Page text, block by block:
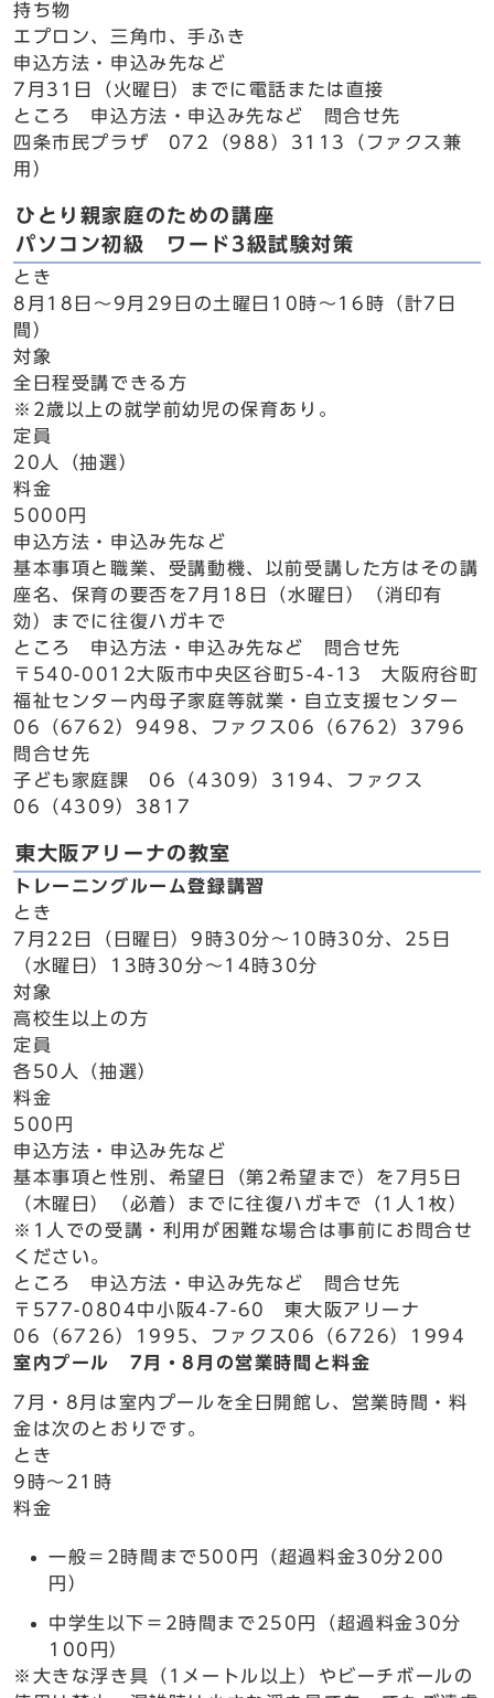
持ち物
エプロン、三角巾、手ふき
申込方法・申込み先など
7月31日（火曜日）までに電話または直接
ところ 申込方法・申込み先など 問合せ先
四条市民プラザ 072（988）3113（ファクス兼
用）
ひとり親家庭のための講座
パソコン初級 ワード3級試験対策
とき
8月18日～9月29日の土曜日10時～16時（計7日
間）
対象
全日程受講できる方
※2歳以上の就学前幼児の保育あり。
定員
20人（抽選）
料金
5000円
申込方法・申込み先など
基本事項と職業、受講動機、以前受講した方はその講
座名、保育の要否を7月18日（水曜日）（消印有
効）までに往復ハガキで
ところ 申込方法・申込み先など 問合せ先
〒540-0012大阪市中央区谷町5-4-13 大阪府谷町
福祉センター内母子家庭等就業・自立支援センター
06（6762）9498、ファクス06（6762）3796
問合せ先
子ども家庭課 06（4309）3194、ファクス
06（4309）3817
東大阪アリーナの教室
トレーニングルーム登録講習
とき
7月22日（日曜日）9時30分～10時30分、25日
（水曜日）13時30分～14時30分
対象
高校生以上の方
定員
各50人（抽選）
料金
500円
申込方法・申込み先など
基本事項と性別、希望日（第2希望まで）を7月5日
（木曜日）（必着）までに往復ハガキで（1人1枚）
※1人での受講・利用が困難な場合は事前にお問合せ
ください。
ところ 申込方法・申込み先など 問合せ先
〒577-0804中小阪4-7-60 東大阪アリーナ
06（6726）1995、ファクス06（6726）1994
室内プール 7月・8月の営業時間と料金
7月・8月は室内プールを全日開館し、営業時間・料
金は次のとおりです。
とき
9時～21時
料金
一般＝2時間まで500円（超過料金30分200
円）
中学生以下＝2時間まで250円（超過料金30分
100円）
※大きな浮き具（1メートル以上）やビーチボールの